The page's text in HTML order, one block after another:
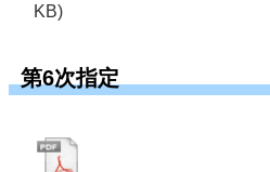
KB)
第6次指定